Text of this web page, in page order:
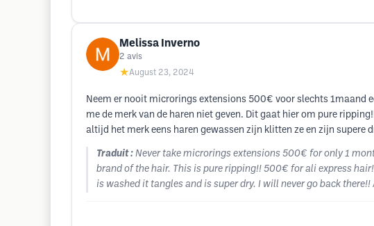
Melissa Inverno
2 avis
★August 23, 2024
Neem er nooit microrings extensions 500€ voor slechts 1maand
me de merk van de haren niet geven. Dit gaat hier om pure
altijd het merk eens haren gewassen zijn klitten ze en zijn supere
Traduit : Never take microrings extensions 500€ for only 1
brand of the hair. This is pure ripping!! 500€ for ali express
is washed it tangles and is super dry. I will never go back